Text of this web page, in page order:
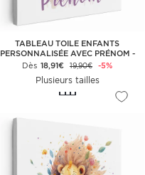
TABLEAU TOILE ENFANTS
PERSONNALISÉE AVEC PRÉNOM -
CHEVAL
Dès 18,91€ 19,90€ -5%
Plusieurs tailles